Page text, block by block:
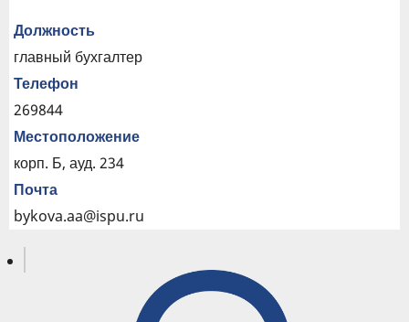
Должность
главный бухгалтер
Телефон
269844
Местоположение
корп. Б, ауд. 234
Почта
bykova.aa@ispu.ru